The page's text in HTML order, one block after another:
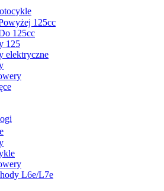
125cc
125cc
125
elektryczne
L6e/L7e